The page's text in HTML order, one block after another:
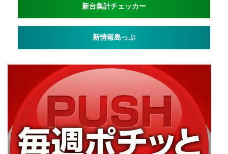
新台集計チェッカー
新情報島っぷ